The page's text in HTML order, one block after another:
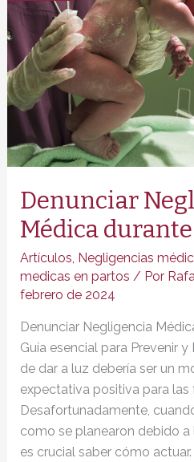
el
parto
Denunciar
Médica
Artículos, Negligencias
medicas en partos / Por
febrero de 2024
Denunciar Negligencia
Guía esencial para Prevenir
de dar a luz debería ser un
expectativa positiva para las
Desafortunadamente,
como se planearon debido a
es crucial saber cómo